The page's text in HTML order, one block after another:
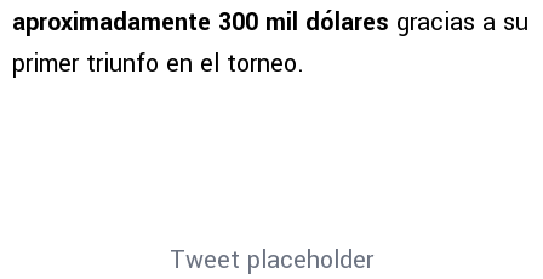
aproximadamente 300 mil dólares gracias a su
primer triunfo en el torneo.
Tweet placeholder